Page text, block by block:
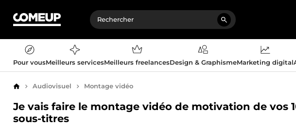
Pour vousMeilleurs servicesMeilleurs freelancesDesign & GraphismeMarketing digital
AccueilAudiovisuel Montage vidéo
Je vais faire le montage vidéo de motivation de vos
sous-titres